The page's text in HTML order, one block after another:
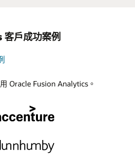
戶成功案例
Oracle Fusion Analytics。